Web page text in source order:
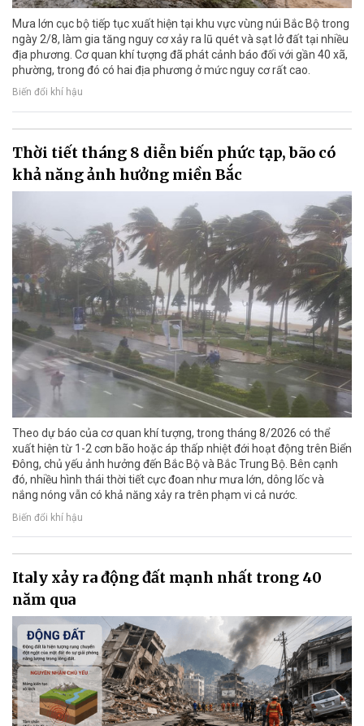
Mưa lớn cục bộ tiếp tục xuất hiện tại khu vực vùng núi Bắc Bộ trong
ngày 2/8, làm gia tăng nguy cơ xảy ra lũ quét và sạt lở đất tại nhiều
địa phương. Cơ quan khí tượng đã phát cảnh báo đối với gần 40 xã,
phường, trong đó có hai địa phương ở mức nguy cơ rất cao.
Biến đổi khí hậu
Thời tiết tháng 8 diễn biến phức tạp, bão có
khả năng ảnh hưởng miền Bắc
Theo dự báo của cơ quan khí tượng, trong tháng 8/2026 có thể
xuất hiện từ 1-2 cơn bão hoặc áp thấp nhiệt đới hoạt động trên Biển
Đông, chủ yếu ảnh hưởng đến Bắc Bộ và Bắc Trung Bộ. Bên cạnh
đó, nhiều hình thái thời tiết cực đoan như mưa lớn, dông lốc và
nắng nóng vẫn có khả năng xảy ra trên phạm vi cả nước.
Biến đổi khí hậu
Italy xảy ra động đất mạnh nhất trong 40
năm qua